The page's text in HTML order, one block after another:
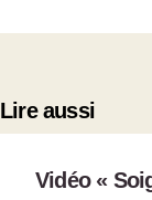
Lire aussi
Vidéo «